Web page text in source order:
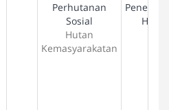
Perhutanan
Sosial
Hutan
Kemasyarakatan
Hak